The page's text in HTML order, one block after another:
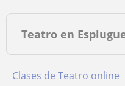
Teatro en
Clases de Teatro online